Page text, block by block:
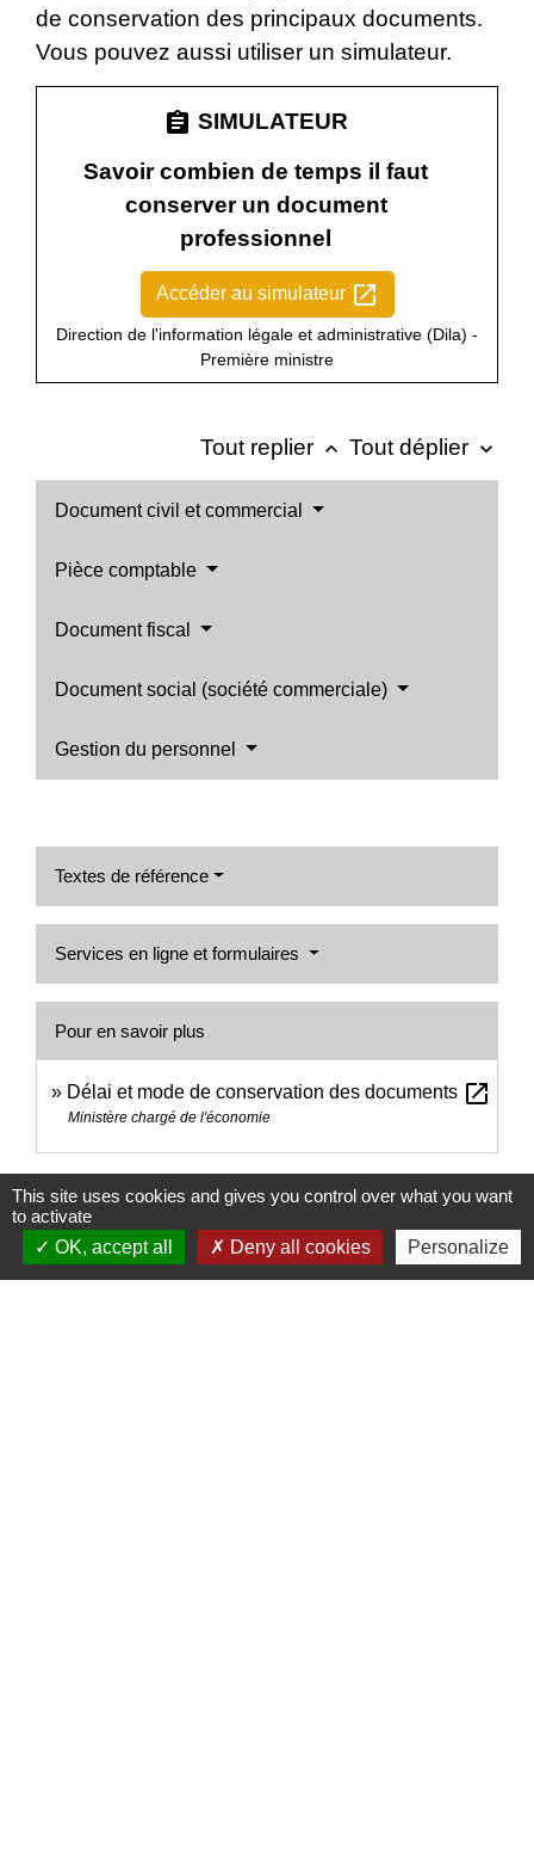
de conservation des principaux documents.
Vous pouvez aussi utiliser un simulateur.
assignment SIMULATEUR
Savoir combien de temps il faut
conserver un document
professionnel
Accéder au simulateur open_in_new
Direction de l'information légale et administrative (Dila) -
Première ministre
Tout replier keyboard_arrow_up Tout déplier keyboard_arrow_down
Document civil et commercial
Pièce comptable
Document fiscal
Document social (société commerciale)
Gestion du personnel
Textes de référence
Services en ligne et formulaires
Pour en savoir plus
Délai et mode de conservation des documents open_in_new
Ministère chargé de l'économie
Signaler une erreur sur cette page
This site uses cookies and gives you control over what you want
to activate
OK, accept all
Deny all cookies Personalize